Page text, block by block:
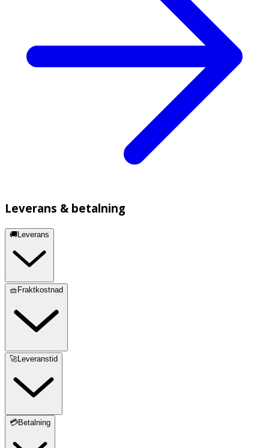
Leverans & betalning
🚚Leverans
🧺Fraktkostnad
🚀Leveranstid
💳Betalning